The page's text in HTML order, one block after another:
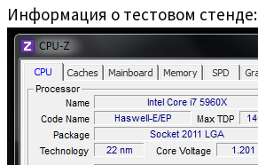
Информация о тестовом стенде: